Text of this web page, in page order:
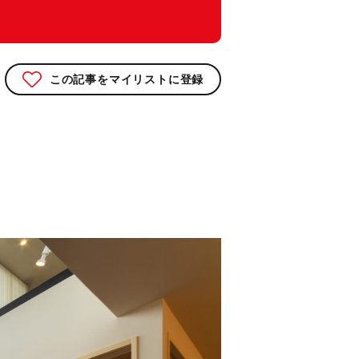
この記事をマイリストに登録